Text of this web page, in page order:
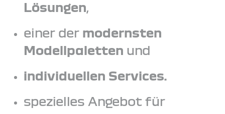
Lösungen
einer der modernsten
Modellpaletten und
individuellen Services.
spezielles Angebot für